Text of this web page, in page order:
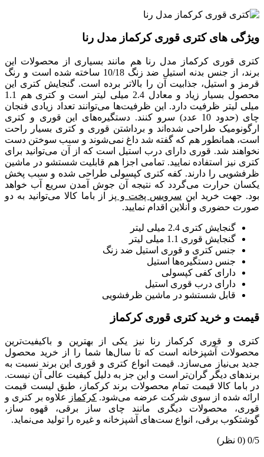
ویژگی های کتری قوری کرکماز مدل رنا
کتری قوری کرکماز مدل رنا هم مانند بسیاری از محصولات این
برند، از جنس بدنه استیل ضد زنگ 10/18 ساخته شده است و رنگ
قرمز و استیل، جذابیت آن را بالاتر برده است. گنجایش کتری این
محصول بسیار زیاد و معادل 2.4 میلی لیتر است و کتری هم 1.1
میلی لیتر ظرفیت دارد. این ظرفیت‌ها می‌توانند تعداد زیادی فنجان
چای (حدود 10 عدد) سرو کنند. دستگیره‌های این قوری و کتری
ارگونومیک طراحی شده‌اند و برداشتن قوری و کتری بسیار راحت
است، همانطور هم که گفته شد داغ نمی‌شوند و سبب سوختن دست
نخواهند شد. قوری دارای درب استیل است که از آن می‌توانید برای
کتری نیز استفاده نمایید. تمامی اجزا هم قابلیت شستشو در ماشین
ظرفشویی را دارند. کفه کتری کپسولی طراحی شده و سبب پخش
یکسان حرارت می‌گردد که نتیجه آن جوش آمدن سریع آب خواهد
بود. جهت خرید این سرویس پخت و پز
از باما کالا می‌توانید به دو
صورت حضوری و آنلاین اقدام نمایید.
گنجایش کتری 2.4 میلی لیتر
گنجایش قوری 1.1 میلی لیتر
جنس کتری و قوری استیل ضد زنگ
جنس دستگیره‌ها استیل
دارای کفی کپسولی
دارای درب قوری استیل
قابل شستشو در ماشین ظرفشویی
قیمت و خرید کتری قوری کرکماز
کتری و قوری کرکماز رنا نیز یکی از بهترین و باکیفیت‌ترین
محصولات آشپزخانه است که تا سال‌ها شما را از خرید محصول
جدید بی‌نیاز می‌سازد. قیمت انواع کتری و قوری این برند نسبت به
برندهای دیگر گران‌تر است و این جز به دلیل کیفیت عالی آن نیست.
در باما کالا قیمت تمام محصولات برند کرکماز، طبق لیست قیمت
ارائه شده از سوی شرکت عرضه می‌شود. کرکماز علاوه بر کتری و
قوری، محصولات دیگری مانند چای ساز برقی، قهوه ساز،
گوشتکوب برقی، انواع ست‌های آشپزخانه و غیره را تولید می‌نماید.
0/5 (0 نظر)